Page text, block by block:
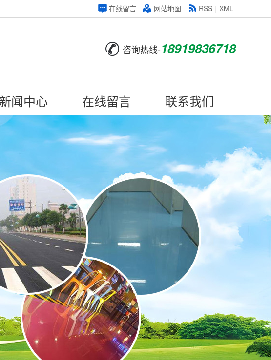
在线留言 网站地图 RSS XML
咨询热线-18919836718
新闻中心 在线留言 联系我们